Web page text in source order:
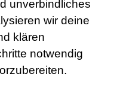
unverbindliches
wir deine
klären
notwendig